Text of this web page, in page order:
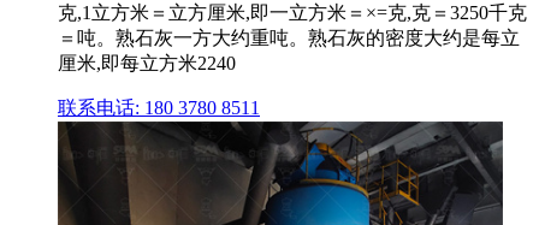
克,1立方米＝立方厘米,即一立方米＝×=克,克＝3250千克
＝吨。熟石灰一方大约重吨。熟石灰的密度大约是每立
厘米,即每立方米2240
联系电话: 180 3780 8511